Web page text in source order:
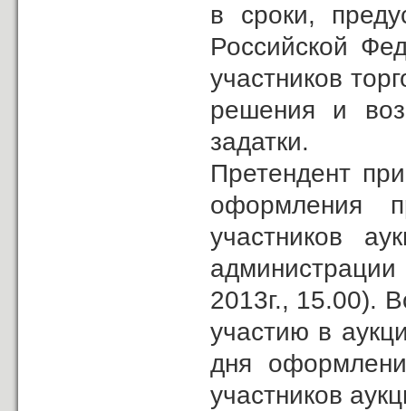
в сроки,
Российской
участников
решения и
задатки.
Претендент
оформления
участников
2013г., 15.00).
участию в
дня
участников